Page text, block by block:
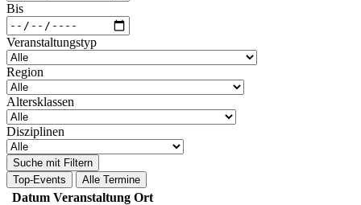
Bis
Veranstaltungstyp
Region
Altersklassen
Disziplinen
Suche mit Filtern
Top-Events
Alle Termine
Datum Veranstaltung Ort